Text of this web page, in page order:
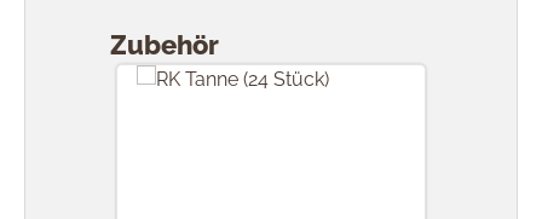
Zubehör